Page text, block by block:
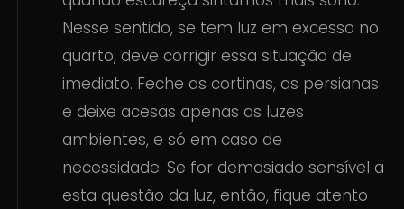
Nesse sentido, se tem luz em excesso no
quarto, deve corrigir essa situação de
imediato. Feche as cortinas, as persianas
e deixe acesas apenas as luzes
ambientes, e só em caso de
necessidade. Se for demasiado sensível a
esta questão da luz, então, fique atento